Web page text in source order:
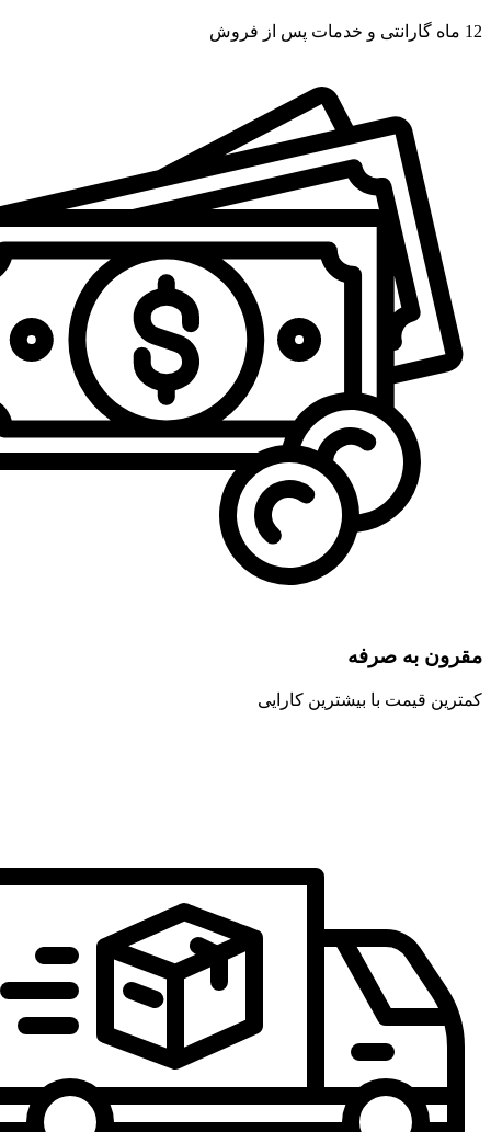
12 ماه گارانتی و خدمات پس از فروش
مقرون به صرفه
کمترین قیمت با بیشترین کارایی